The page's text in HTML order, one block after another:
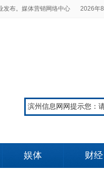
发布。媒体营销网络中心 2026年
娱体 财经